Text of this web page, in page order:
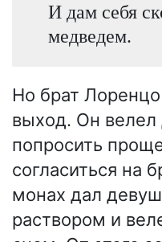
И дам себя
медведем.
Но брат
выход. Он велел
попросить
согласиться на
монах дал
раствором и